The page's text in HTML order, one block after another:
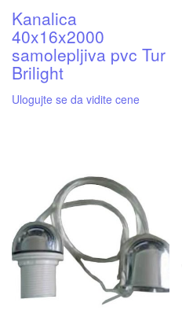
Kanalica
40x16x2000
samolepljiva pvc Tur
Brilight
Ulogujte se da vidite cene